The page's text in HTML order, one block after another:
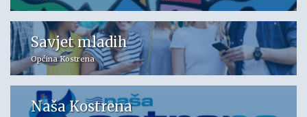
Savjet mladih
Općina Kostrena
Naša Kostrena